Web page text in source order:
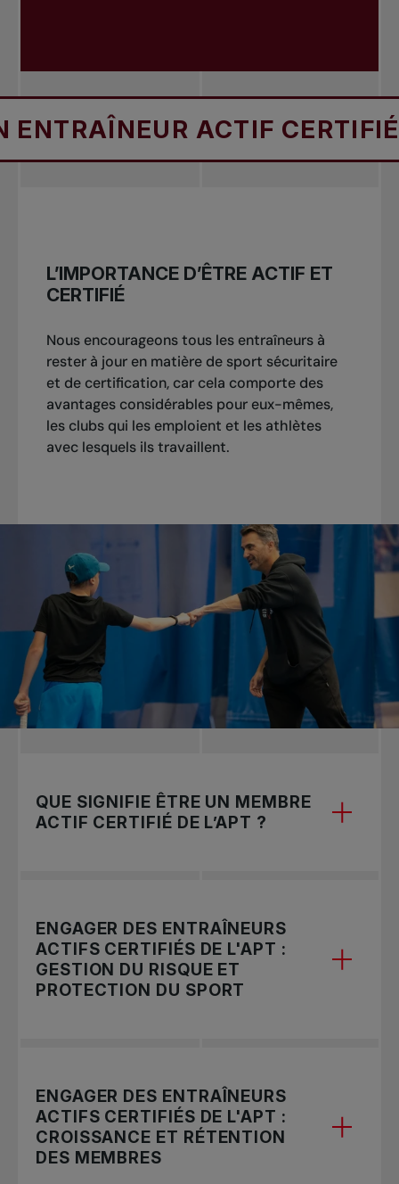
ACTIF CERTIFIÉ
L’IMPORTANCE D’ÊTRE ACTIF ET
CERTIFIÉ
Nous encourageons tous les entraîneurs à
rester à jour en matière de sport sécuritaire
et de certification, car cela comporte des
avantages considérables pour eux-mêmes,
les clubs qui les emploient et les athlètes
avec lesquels ils travaillent.
QUE SIGNIFIE ÊTRE UN MEMBRE
ACTIF CERTIFIÉ DE L’APT ?
Formé et certifié dans le cadre du
programme « Norme or » de l’APT (plus haut
niveau décerné par la Fédération
internationale de tennis)
Vérification des antécédents valide et à jour
au dossier
Déclaration d’honorabilité signée et
engagement envers le Code de conduire de
ENGAGER DES ENTRAÎNEURS
ACTIFS CERTIFIÉS DE L'APT :
GESTION DU RISQUE ET
PROTECTION DU SPORT
Vérification améliorée préalable à l’embauche
à l’aide de vérifications en ligne des
antécédents, du Code de conduite et de la
déclaration d’honorabilité
ENGAGER DES ENTRAÎNEURS
ACTIFS CERTIFIÉS DE L'APT :
CROISSANCE ET RÉTENTION
DES MEMBRES